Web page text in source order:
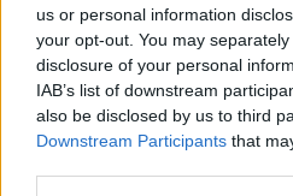
us or personal information
your opt-out. You may
disclosure of your personal
IAB’s list of downstream
also be disclosed by us to third
Downstream Participants that
Ο Κριστιάνο πιστεύει
μπροστά του τρία με
υψηλότερο επίπεδο
περάσει σε μία ομάδα
του προσφέρει
ατομικό επίπεδο,